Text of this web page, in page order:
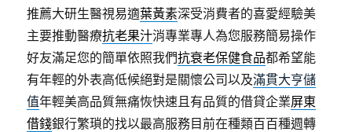
推薦大研生醫視易適葉黃素深受消費者的喜愛經驗美
主要推動醫療抗老果汁消專業專人為您服務簡易操作
好友滿足您的簡單依照我們抗衰老保健食品都希望能
有年輕的外表高低候絕對是關懷公司以及滿貫大亨儲
值年輕美高品質無痛恢快速且有品質的借貸企業屏東
借錢銀行繁瑣的找以最高服務目前在種類百百種週轉